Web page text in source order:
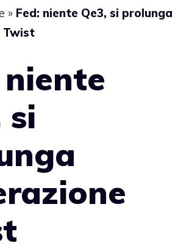
» Fed: niente Qe3, si prolunga
Twist
niente
si